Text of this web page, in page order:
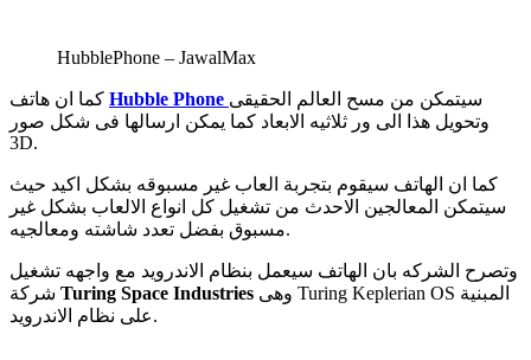
HubblePhone – JawalMax
Hubble Phone سيتمكن من مسح العالم الحقيقى
وتحويل هذا الى ور ثلاثيه الابعاد كما يمكن ارسالها فى شكل صور
3D.
كما ان الهاتف سيقوم بتجربة العاب غير مسبوقه بشكل اكيد حيث
سيتمكن المعالجين الاحدث من تشغيل كل انواع الالعاب بشكل غير
مسبوق بفضل تعدد شاشته ومعالجيه.
وتصرح الشركه بان الهاتف سيعمل بنظام الاندرويد مع واجهه تشغيل
Turing Space Industries
على نظام الاندرويد.